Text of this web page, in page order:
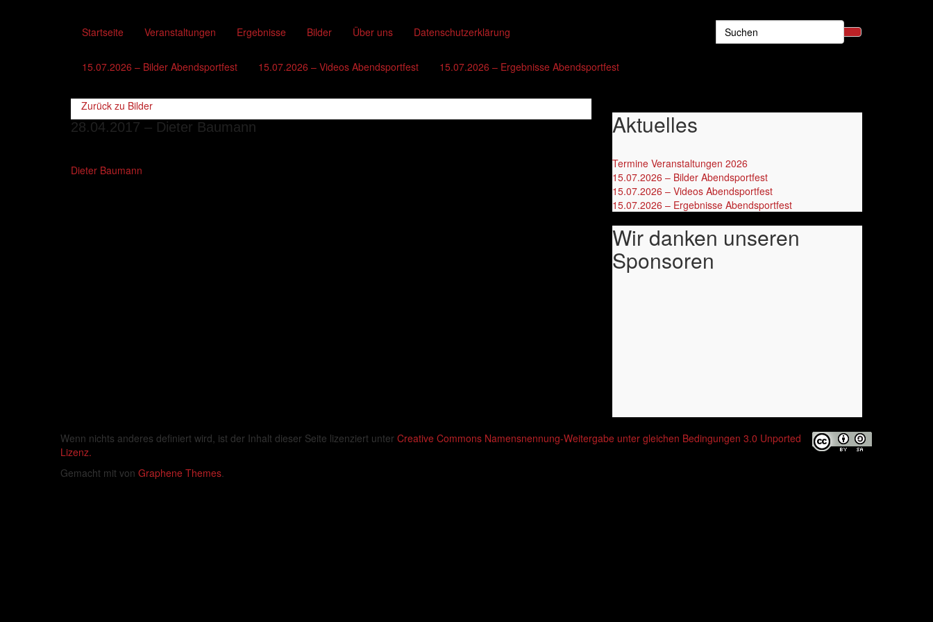
Startseite Veranstaltungen Ergebnisse Bilder Über uns Datenschutzerklärung
Search
for:
15.07.2026 – Bilder Abendsportfest
15.07.2026 – Videos Abendsportfest 15.07.2026 – Ergebnisse Abendsportfest
Zurück zu Bilder
28.04.2017 – Dieter Baumann
Dieter Baumann
Aktuelles
Termine Veranstaltungen 2026
15.07.2026 – Bilder Abendsportfest
15.07.2026 – Videos Abendsportfest
15.07.2026 – Ergebnisse Abendsportfest
Wir danken unseren
Sponsoren
Wenn nichts anderes definiert wird, ist der Inhalt dieser Seite lizenziert unter Creative Commons Namensnennung-Weitergabe unter gleichen Bedingungen 3.0 Unported
Lizenz.
Gemacht mit von Graphene Themes.